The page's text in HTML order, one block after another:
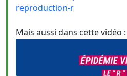
reproduction-r
Mais aussi dans cette vidéo :